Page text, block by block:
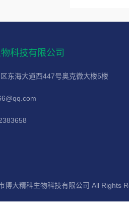
科技有限公司
东海大道西447号奥克微大楼5楼
博大精科生物科技有限公司 All Rights